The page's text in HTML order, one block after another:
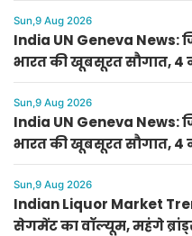
Sun,9 Aug 2026
India UN Geneva News:
भारत की खूबसूरत सौगात,
Sun,9 Aug 2026
India UN Geneva News:
भारत की खूबसूरत सौगात,
Sun,9 Aug 2026
Indian Liquor Market
सेगमेंट का वॉल्यूम, महंगे